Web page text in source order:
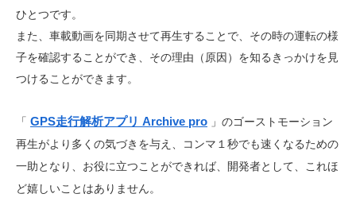
ひとつです。
また、車載動画を同期させて再生することで、その時の運転の様
子を確認することができ、その理由（原因）を知るきっかけを見
つけることができます。
「 GPS走行解析アプリ Archive pro 」のゴーストモーション
再生がより多くの気づきを与え、コンマ１秒でも速くなるための
一助となり、お役に立つことができれば、開発者として、これほ
ど嬉しいことはありません。